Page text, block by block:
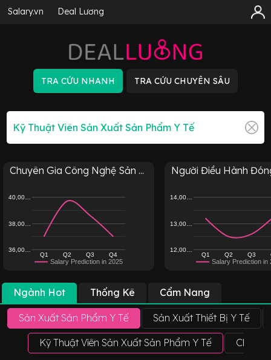
Salary.vn Deal Lương
Chuyên Gia Công Nghệ Sản ...
Salary Prediction in 2025
Q1 Q2 Q3 Q4
36,00…
38,00…
40,00…
Người Điều Hành
Salary Prediction in
Q1 Q2 Q3
12,00…
13,00…
14,00…
Ngành Hot Thống Kê Cẩm Nang
Sản Xuất Sản Phẩm Y Tế Sản Xuất Thiết Bị Y Tế
Kỹ Thuật Viên Sản Xuất Sản Phẩm Y Tế